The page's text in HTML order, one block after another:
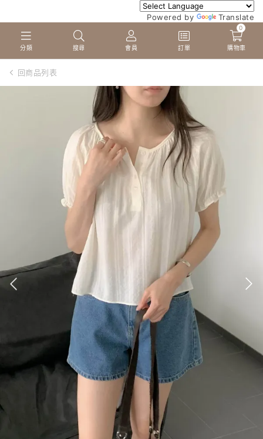
Powered by Translate
分類 搜尋 會員 訂單
0
購物車
回商品列表